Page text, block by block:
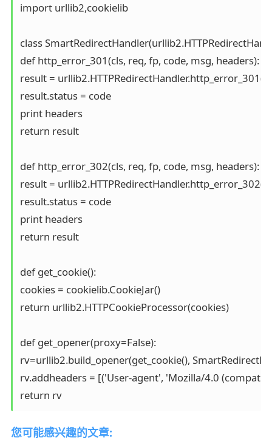
import urllib2,cookielib
class
def http_error_301(cls, req, fp, code, msg, headers):
result =
result.status = code
print headers
return result
def http_error_302(cls, req, fp, code, msg, headers):
result =
result.status = code
print headers
return result
def get_cookie():
cookies = cookielib.CookieJar()
return urllib2.HTTPCookieProcessor(cookies)
def get_opener(proxy=False):
rv=urllib2.build_opener(get_cookie(),
rv.addheaders = [('User-agent', 'Mozilla/4.0
return rv
您可能感兴趣的文章: